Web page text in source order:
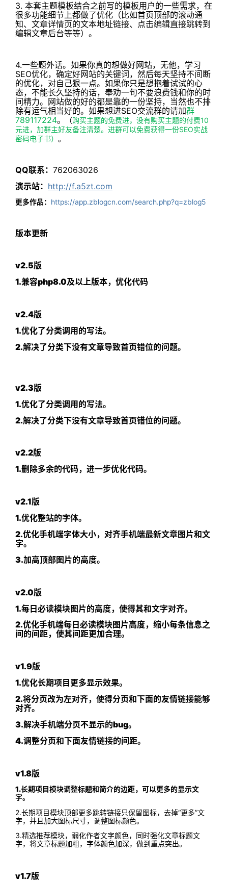
3. 本套主题模板结合之前写的模板用户的一些需求，在
很多功能细节上都做了优化（比如首页顶部的滚动通
知、文章详情页的文本地址链接、点击编辑直接跳转到
编辑文章后台等等）。
4.一些题外话。如果你真的想做好网站，无他，学习
SEO优化，确定好网站的关键词，然后每天坚持不间断
的优化，对自己狠一点。如果你只是想抱着试试的心
态，不能长久坚持的话，奉劝一句不要浪费钱和你的时
间精力。网站做的好的都是靠的一份坚持，当然也不排
除有运气相当好的。如果想进SEO交流群的请加群
789117224。 （购买主题的免费进，没有购买主题的付费10
元进，加群主好友备注清楚。进群可以免费获得一份SEO实战
密码电子书） 。
QQ联系： 762063026
演示站： http://f.a5zt.com
更多作品： https://app.zblogcn.com/search.php?q=zblog5
版本更新
v2.5版
1.兼容php8.0及以上版本，优化代码
v2.4版
1.优化了分类调用的写法。
2.解决了分类下没有文章导致首页错位的问题。
v2.3版
1.优化了分类调用的写法。
2.解决了分类下没有文章导致首页错位的问题。
v2.2版
1.删除多余的代码，进一步优化代码。
v2.1版
1.优化整站的字体。
2.优化手机端字体大小，对齐手机端最新文章图片和文
字。
3.加高顶部图片的高度。
v2.0版
1.每日必读模块图片的高度，使得其和文字对齐。
2.优化手机端每日必读模块图片高度，缩小每条信息之
间的间距，使其间距更加合理。
v1.9版
1.优化长期项目更多显示效果。
2.将分页改为左对齐，使得分页和下面的友情链接能够
对齐。
3.解决手机端分页不显示的bug。
4.调整分页和下面友情链接的间距。
v1.8版
1.长期项目模块调整标题和简介的边距，可以更多的显示文
字。
2.长期项目模块顶部更多跳转链接只保留图标，去掉“更多”文
字，并且加大图标尺寸，调整图标颜色。
3.精选推荐模块，弱化作者文字颜色，同时强化文章标题文
字，将文章标题加粗，字体颜色加深，做到重点突出。
v1.7版